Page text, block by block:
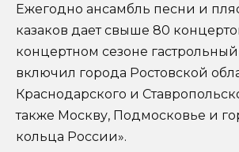
Ежегодно ансамбль песни и
казаков дает свыше 80
концертном сезоне
включил города Ростовской
Краснодарского и
также Москву, Подмосковье и
кольца России».